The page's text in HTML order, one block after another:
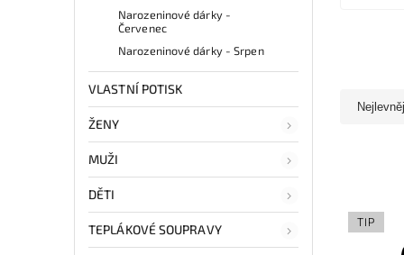
Narozeninové dárky -
Červenec
Narozeninové dárky - Srpen
VLASTNÍ POTISK
ŽENY
MUŽI
DĚTI
TEPLÁKOVÉ SOUPRAVY TIP